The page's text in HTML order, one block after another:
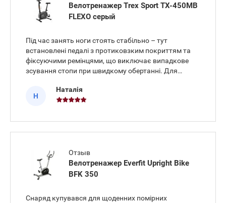
Велотренажер Trex Sport TX-450MB
FLEXO серый
Під час занять ноги стоять стабільно – тут
встановлені педалі з протиковзким покриттям та
фіксуючими ремінцями, що виключає випадкове
зсування стопи при швидкому обертанні. Для
навантаження використовую сенсори вимірювання
пульсу на кермі, які відразу виводять
Н
Наталія
Отзыв
Велотренажер Everfit Upright Bike
BFK 350
Снаряд купувався для щоденних помірних